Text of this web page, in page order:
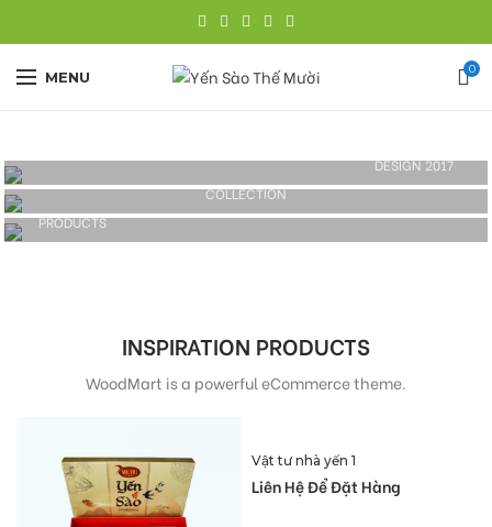
MENU 0
DESIGN 2017
TRUE LIGHTS
TRENDS
COLLECTION
NEW CHAIRS
DESIGN
PRODUCTS
ACCESSORIES
INSPIRATION PRODUCTS
WoodMart is a powerful eCommerce theme.
Vật tư nhà yến 1
Liên Hệ Để Đặt Hàng